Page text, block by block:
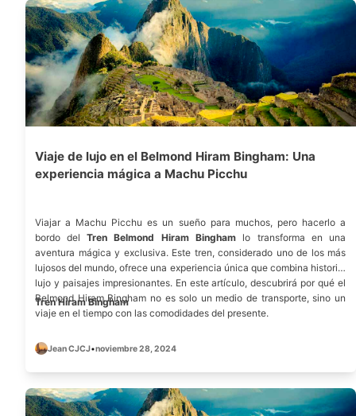
Viaje de lujo en el Belmond Hiram Bingham: Una
experiencia mágica a Machu Picchu
Viajar a Machu Picchu es un sueño para muchos, pero hacerlo a
bordo del Tren Belmond Hiram Bingham lo transforma en una
aventura mágica y exclusiva. Este tren, considerado uno de los más
lujosos del mundo, ofrece una experiencia única que combina historia,
lujo y paisajes impresionantes. En este artículo, descubrirá por qué el
Belmond Hiram Bingham no es solo un medio de transporte, sino un
viaje en el tiempo con las comodidades del presente.
Tren Hiram Bingham
Jean CJCJ•noviembre 28, 2024